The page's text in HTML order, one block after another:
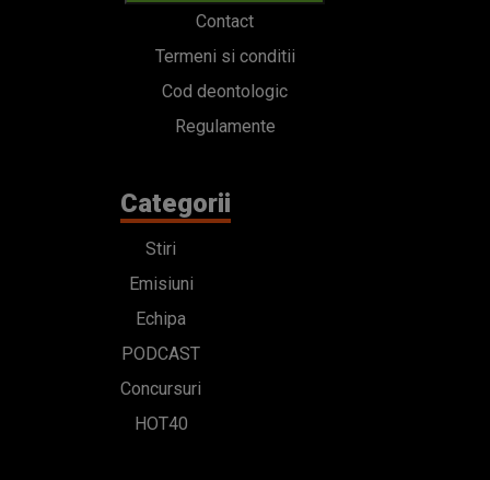
Contact
Termeni si conditii
Cod deontologic
Regulamente
Categorii
Stiri
Emisiuni
Echipa
PODCAST
Concursuri
HOT40